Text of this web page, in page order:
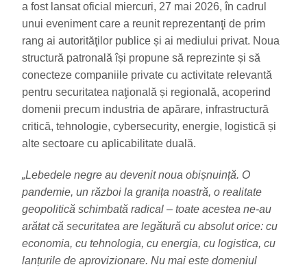
a fost lansat oficial miercuri, 27 mai 2026, în cadrul
unui eveniment care a reunit reprezentanţi de prim
rang ai autorităţilor publice și ai mediului privat. Noua
structură patronală își propune să reprezinte și să
conecteze companiile private cu activitate relevantă
pentru securitatea naţională și regională, acoperind
domenii precum industria de apărare, infrastructură
critică, tehnologie, cybersecurity, energie, logistică și
alte sectoare cu aplicabilitate duală.
„Lebedele negre au devenit noua obișnuință. O
pandemie, un război la granița noastră, o realitate
geopolitică schimbată radical – toate acestea ne-au
arătat că securitatea are legătură cu absolut orice: cu
economia, cu tehnologia, cu energia, cu logistica, cu
lanțurile de aprovizionare. Nu mai este domeniul